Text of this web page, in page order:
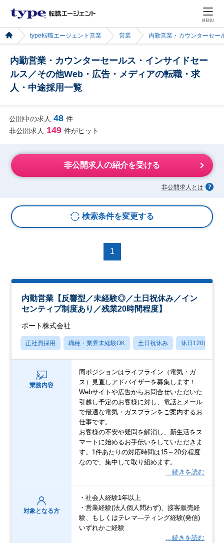
MENU
type転職エージェント営業 営業 内勤営業・カウンターセー
内勤営業・カウンターセールス・インサイドセー
ルス／その他Web・広告・メディアの転職・求
人・中途採用一覧
公開中の求人 48 件
非公開求人 149 件がヒット
非公開求人の紹介を受ける
非公開求人とは
検索条件を変更する
1
内勤営業【反響型／未経験◎／土日祝休み／イン
センティブ制度あり／残業20時間程度】
ポート株式会社
正社員採用 職種・業界未経験OK 土日祝休み 休日120日以上
業務内容
同ポジションはライフライン（電気・ガ
ス）見直しアドバイザーを募集します！
Webサイトや広告からお問合せいただいた
引越し予定のお客様に対し、電話とメール
で最適な電気・ガスプランをご案内するお
仕事です。
お客様の不安や疑問を解消し、新生活をス
マートに始めるお手伝いをしていただきま
す。1件あたりの対応時間は15～20分程度
なので、集中して取り組めます。
…続きを読む
対象となる方
・社会人経験1年以上
・営業経験(法人個人問わず)、接客販売経
験、もしくはテレマ―ティング経験(発信)
いずれかご経験
…続きを読む